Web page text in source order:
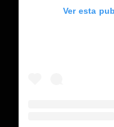
Ver esta